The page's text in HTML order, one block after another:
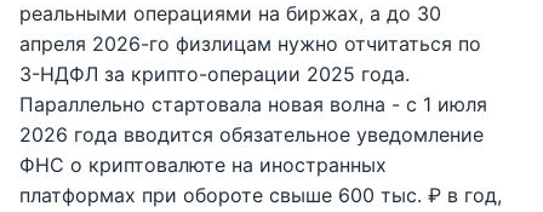
реальными операциями на биржах, а до 30
апреля 2026-го физлицам нужно отчитаться по
3-НДФЛ за крипто-операции 2025 года.
Параллельно стартовала новая волна - с 1 июля
2026 года вводится обязательное уведомление
ФНС о криптовалюте на иностранных
платформах при обороте свыше 600 тыс. ₽ в год,